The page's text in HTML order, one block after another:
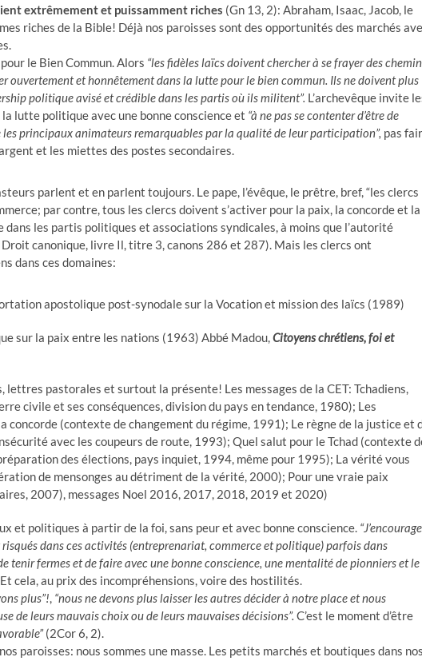
extrêmement et puissamment riches (Gn 13, 2): Abraham, Isaac, Jacob, le
riches de la Bible! Déjà nos paroisses sont des opportunités des marchés
le Bien Commun. Alors “les fidèles laïcs doivent chercher à se frayer des
ouvertement et honnêtement dans la lutte pour le bien commun. Ils ne doivent plus
politique avisé et crédible dans les partis où ils militent”. L’archevêque invite
lutte politique avec une bonne conscience et “à ne pas se contenter d’être de
les principaux animateurs remarquables par la qualité de leur participation”, pas
et les miettes des postes secondaires.
parlent et en parlent toujours. Le pape, l’évêque, le prêtre, bref, “les clercs
par contre, tous les clercs doivent s’activer pour la paix, la concorde et la
les partis politiques et associations syndicales, à moins que l’autorité
Droit canonique, livre Il, titre 3, canons 286 et 287). Mais les clercs ont
dans ces domaines:
apostolique post-synodale sur la Vocation et mission des laïcs (1989)
sur la paix entre les nations (1963) Abbé Madou,Citoyens chrétiens, foi et
lettres pastorales et surtout la présente! Les messages de la CET: Tchadiens,
civile et ses conséquences, division du pays en tendance, 1980); Les
concorde (contexte de changement du régime, 1991); Le règne de la justice et
avec les coupeurs de route, 1993); Quel salut pour le Tchad (contexte
des élections, pays inquiet, 1994, même pour 1995); La vérité vous
de mensonges au détriment de la vérité, 2000); Pour une vraie paix
2007), messages Noel 2016, 2017, 2018, 2019 et 2020)
et politiques à partir de la foi, sans peur et avec bonne conscience. “J’encourage
dans ces activités (entreprenariat, commerce et politique) parfois dans
tenir fermes et de faire avec une bonne conscience, une mentalité de pionniers et le
Et cela, au prix des incompréhensions, voire des hostilités.
plus”!, “nous ne devons plus laisser les autres décider à notre place et nous
de leurs mauvais choix ou de leurs mauvaises décisions”. C’est le moment d’être
(2Cor 6, 2).
paroisses: nous sommes une masse. Les petits marchés et boutiques dans nos